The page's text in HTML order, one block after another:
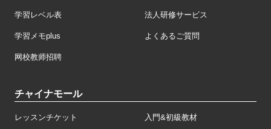
学習レベル表 法人研修サービス
学習メモplus よくあるご質問
网校教师招聘
チャイナモール
レッスンチケット 入門&初級教材